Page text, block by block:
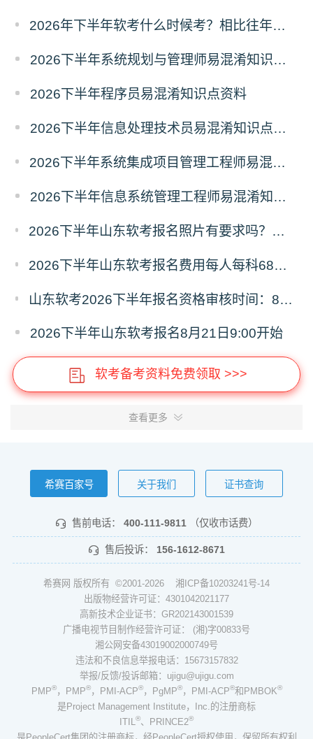
2026年下半年软考什么时候考？相比往年有哪些新变动？
2026下半年系统规划与管理师易混淆知识点资料
2026下半年程序员易混淆知识点资料
2026下半年信息处理技术员易混淆知识点资料
2026下半年系统集成项目管理工程师易混淆知识点资料
2026下半年信息系统管理工程师易混淆知识点资料
2026下半年山东软考报名照片有要求吗？必须为白色背景彩色证件照
2026下半年山东软考报名费用每人每科68元，报名缴费9月8日16:00截止
山东软考2026下半年报名资格审核时间：8月21日9:00—9月4日16:00
2026下半年山东软考报名8月21日9:00开始
软考备考资料免费领取 >>>
查看更多
希赛百家号 关于我们 证书查询
售前电话： 400-111-9811 （仅收市话费）
售后投诉： 156-1612-8671
希赛网 版权所有 ©2001-2026 湘ICP备10203241号-14
出版物经营许可证：4301042021177
高新技术企业证书：GR202143001539
广播电视节目制作经营许可证： (湘)字00833号
湘公网安备43019002000749号
违法和不良信息举报电话：15673157832
举报/反馈/投诉邮箱：ujigu@ujigu.com
PMP®，PMP®，PMI-ACP®，PgMP®，PMI-ACP®和PMBOK®
是Project Management Institute，Inc.的注册商标
ITIL ®、PRINCE2®